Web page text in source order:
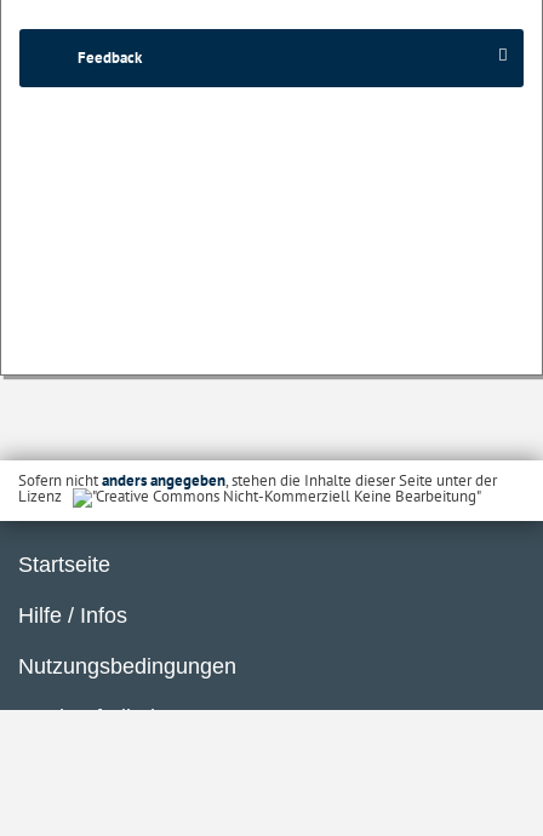
Feedback
Sofern nichtanders angegeben, stehen die Inhalte dieser Seite unter der
Lizenz
Startseite
Hilfe / Infos
Nutzungsbedingungen
Barrierefreiheit